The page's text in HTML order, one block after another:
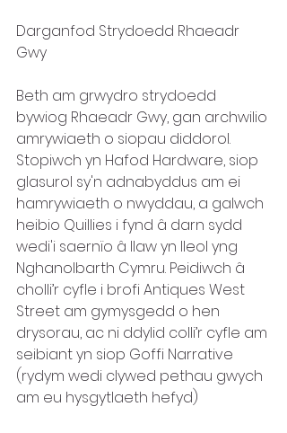
Darganfod Strydoedd Rhaeadr
Gwy
Beth am grwydro strydoedd
bywiog Rhaeadr Gwy, gan archwilio
amrywiaeth o siopau diddorol.
Stopiwch yn Hafod Hardware, siop
glasurol sy'n adnabyddus am ei
hamrywiaeth o nwyddau, a galwch
heibio Quillies i fynd â darn sydd
wedi'i saernïo â llaw yn lleol yng
Nghanolbarth Cymru. Peidiwch â
cholli’r cyfle i brofi Antiques West
Street am gymysgedd o hen
drysorau, ac ni ddylid colli’r cyfle am
seibiant yn siop Goffi Narrative
(rydym wedi clywed pethau gwych
am eu hysgytlaeth hefyd)